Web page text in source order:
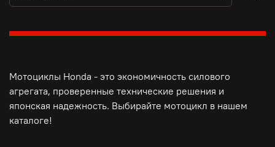
Мотоциклы Honda - это экономичность силового
агрегата, проверенные технические решения и
японская надежность. Выбирайте мотоцикл в нашем
каталоге!